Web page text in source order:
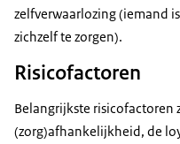
zelfverwaarlozing (iemand
zichzelf te zorgen).
Risicofactoren
Belangrijkste risicofactoren
(zorg)afhankelijkheid, de